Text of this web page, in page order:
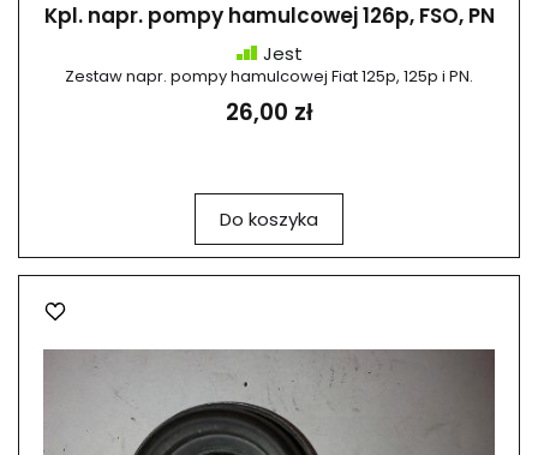
Kpl. napr. pompy hamulcowej 126p, FSO, PN
Jest
Zestaw napr. pompy hamulcowej Fiat 125p, 125p i PN.
26,00 zł
Do koszyka